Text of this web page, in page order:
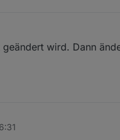
wird. Dann